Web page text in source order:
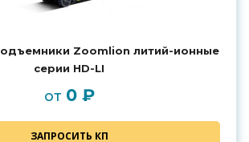
Zoomlion литий-ионные
серии HD-LI
от 0 ₽
ЗАПРОСИТЬ КП